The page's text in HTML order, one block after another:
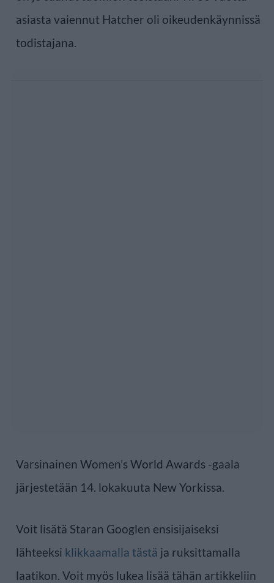
asiasta vaiennut Hatcher oli oikeudenkäynnissä
todistajana.
Varsinainen Women’s World Awards -gaala
järjestetään 14. lokakuuta New Yorkissa.
Voit lisätä Staran Googlen ensisijaiseksi
lähteeksi klikkaamalla tästä ja ruksittamalla
laatikon. Voit myös lukea lisää tähän artikkeliin